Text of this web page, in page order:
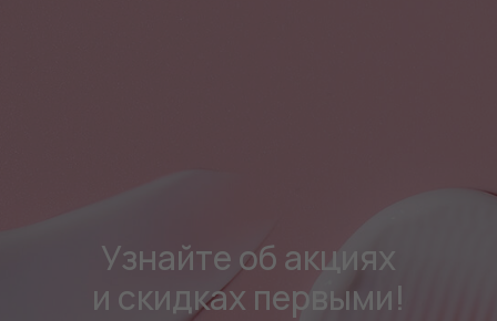
Узнайте об акциях
и скидках первыми!